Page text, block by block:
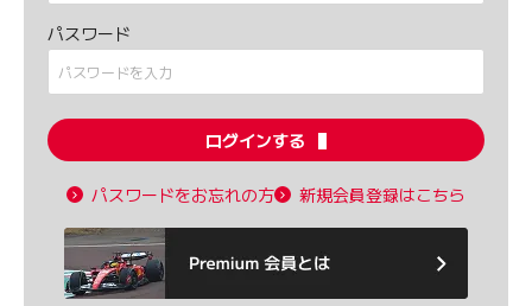
パスワード
ログインする
パスワードをお忘れの方 新規会員登録はこちら